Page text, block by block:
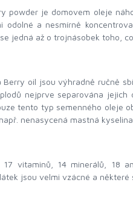
powder je domovem oleje
odolné a nesmírně
jedná až o trojnásobek toho,
Berry oil jsou výhradně ručně
nejprve separována
tento typ semenného oleje
nenasycená mastná
vitaminů, 14 minerálů, 18
jsou velmi vzácné a